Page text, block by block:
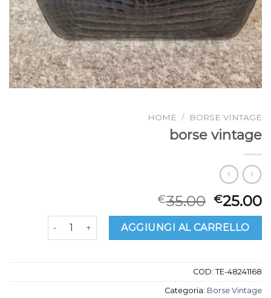
HOME / BORSE VINTAGE
borse vintage
€35.00 €25.00
borse vintage quantitàAGGIUNGI AL CARRELLO
COD: TE-48241168
Categoria: Borse Vintage